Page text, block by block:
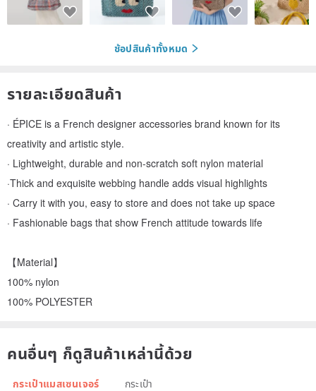
ช้อปสินค้าทั้งหมด
รายละเอียดสินค้า
· ÉPICE is a French designer accessories brand known for its
creativity and artistic style.
· Lightweight, durable and non-scratch soft nylon material
·Thick and exquisite webbing handle adds visual highlights
· Carry it with you, easy to store and does not take up space
· Fashionable bags that show French attitude towards life
【Material】
100% nylon
100% POLYESTER
คนอื่นๆ ก็ดูสินค้าเหล่านี้ด้วย
กระเป๋าแมสเซนเจอร์ กระเป๋า